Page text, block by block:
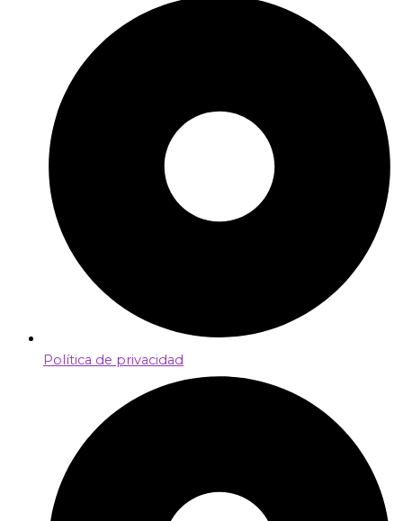
Política de privacidad